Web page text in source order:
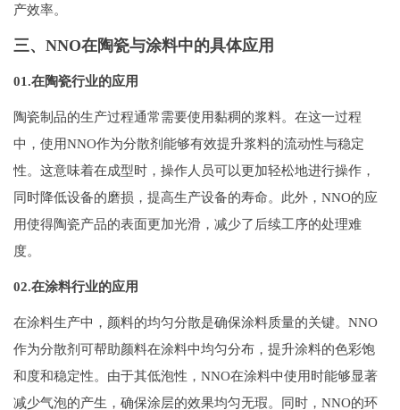
产效率。
三、NNO在陶瓷与涂料中的具体应用
01.在陶瓷行业的应用
陶瓷制品的生产过程通常需要使用黏稠的浆料。在这一过程
中，使用NNO作为分散剂能够有效提升浆料的流动性与稳定
性。这意味着在成型时，操作人员可以更加轻松地进行操作，
同时降低设备的磨损，提高生产设备的寿命。此外，NNO的应
用使得陶瓷产品的表面更加光滑，减少了后续工序的处理难
度。
02.在涂料行业的应用
在涂料生产中，颜料的均匀分散是确保涂料质量的关键。NNO
作为分散剂可帮助颜料在涂料中均匀分布，提升涂料的色彩饱
和度和稳定性。由于其低泡性，NNO在涂料中使用时能够显著
减少气泡的产生，确保涂层的效果均匀无瑕。同时，NNO的环